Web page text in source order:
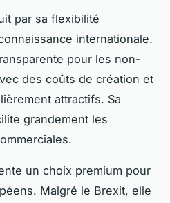
par sa flexibilité
internationale.
pour les non-
des coûts de création et
attractifs. Sa
grandement les
un choix premium pour
Malgré le Brexit, elle